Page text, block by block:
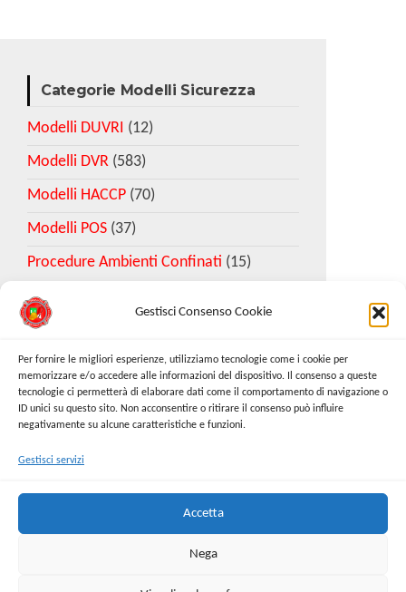
Gestisci Consenso Cookie
Per fornire le migliori esperienze, utilizziamo tecnologie come i cookie per
memorizzare e/o accedere alle informazioni del dispositivo. Il consenso a queste
tecnologie ci permetterà di elaborare dati come il comportamento di navigazione o
ID unici su questo sito. Non acconsentire o ritirare il consenso può influire
negativamente su alcune caratteristiche e funzioni.
Gestisci servizi
Accetta
Nega
Categorie Modelli Sicurezza
Modelli DUVRI (12)
Modelli DVR (583)
Modelli HACCP (70)
Modelli POS (37)
Procedure Ambienti Confinati (15)
Richiedi Modello